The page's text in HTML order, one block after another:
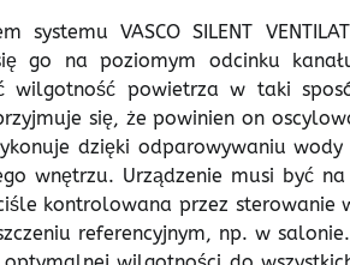
VASCO SILENT
go na poziomym odcinku
wilgotność powietrza w taki
się, że powinien on
dzięki odparowywaniu wody
wnętrzu. Urządzenie musi być na
kontrolowana przez sterowanie
referencyjnym, np. w